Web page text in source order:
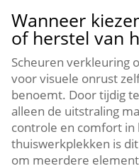
Wanneer
of herstel van
Scheuren verkleuring
voor visuele onrust
benoemt.​ Door tijdig
alleen de uitstraling
controle en comfort in
thuiswerkplekken is
om meerdere